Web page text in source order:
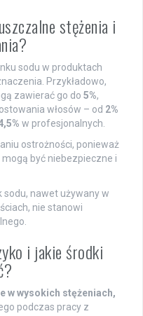
stężenia i
sodu w produktach
Przykładowo,
zawierać go do 5%,
włosów – od 2%
w profesjonalnych.
ostrożności, ponieważ
mogą być niebezpieczne i
sodu, nawet używany w
nie stanowi
i jakie środki
w wysokich stężeniach,
podczas pracy z